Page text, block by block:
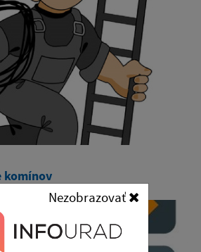
komínov
Nezobrazovať